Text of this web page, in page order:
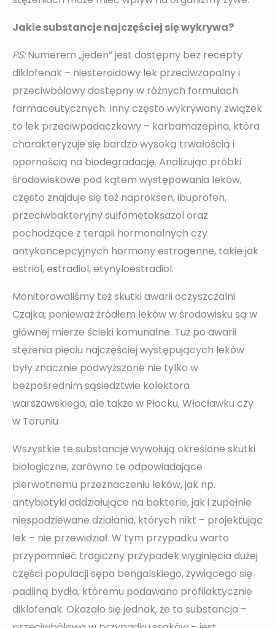
Jakie substancje najczęściej się wykrywa?
PS:Numerem „jeden” jest dostępny bez recepty
diklofenak – niesteroidowy lek przeciwzapalny i
przeciwbólowy dostępny w różnych formułach
farmaceutycznych. Inny często wykrywany związek
to lek przeciwpadaczkowy – karbamazepina, która
charakteryzuje się bardzo wysoką trwałością i
opornością na biodegradację. Analizując próbki
środowiskowe pod kątem występowania leków,
często znajduje się też naproksen, ibuprofen,
przeciwbakteryjny sulfometoksazol oraz
pochodzące z terapii hormonalnych czy
antykoncepcyjnych hormony estrogenne, takie jak
estriol, estradiol, etynyloestradiol.
Monitorowaliśmy też skutki awarii oczyszczalni
Czajka, ponieważ źródłem leków w środowisku są w
głównej mierze ścieki komunalne. Tuż po awarii
stężenia pięciu najczęściej występujących leków
były znacznie podwyższone nie tylko w
bezpośrednim sąsiedztwie kolektora
warszawskiego, ale także w Płocku, Włocławku czy
w Toruniu
Wszystkie te substancje wywołują określone skutki
biologiczne, zarówno te odpowiadające
pierwotnemu przeznaczeniu leków, jak np.
antybiotyki oddziałujące na bakterie, jak i zupełnie
niespodziewane działania, których nikt – projektując
lek – nie przewidział. W tym przypadku warto
przypomnieć tragiczny przypadek wyginięcia dużej
części populacji sępa bengalskiego, żywiącego się
padliną bydła, któremu podawano profilaktycznie
diklofenak. Okazało się jednak, że ta substancja –